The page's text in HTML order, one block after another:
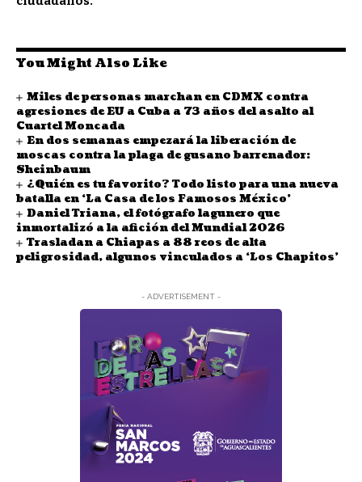
You Might Also Like
Miles de personas marchan en CDMX contra
agresiones de EU a Cuba a 73 años del asalto al
Cuartel Moncada
En dos semanas empezará la liberación de
moscas contra la plaga de gusano barrenador:
Sheinbaum
¿Quién es tu favorito? Todo listo para una nueva
batalla en ‘La Casa de los Famosos México’
Daniel Triana, el fotógrafo lagunero que
inmortalizó a la afición del Mundial 2026
Trasladan a Chiapas a 88 reos de alta
peligrosidad, algunos vinculados a ‘Los Chapitos’
- ADVERTISEMENT -